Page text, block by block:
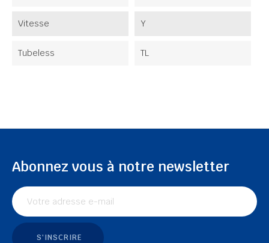
Vitesse Y
Tubeless TL
Abonnez vous à notre newsletter
S'INSCRIRE